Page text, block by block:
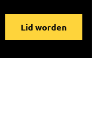
Lid worden